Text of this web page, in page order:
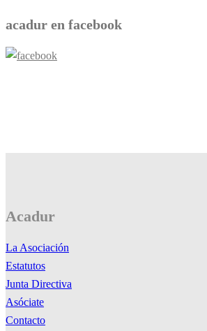
acadur en facebook
Acadur
La Asociación
Estatutos
Junta Directiva
Asóciate
Contacto